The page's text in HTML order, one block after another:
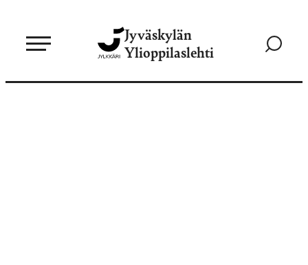
sisältöön
Jyväskylän
Ylioppilaslehti
Siirry